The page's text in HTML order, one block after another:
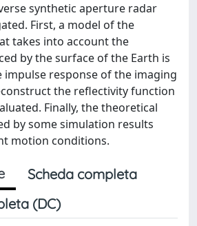
synthetic aperture radar
First, a model of the
takes into account the
by the surface of the Earth is
impulse response of the imaging
the reflectivity function
Finally, the theoretical
by some simulation results
motion conditions.
Scheda completa
(DC)